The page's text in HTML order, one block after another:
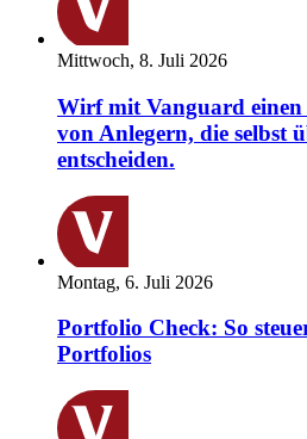
Mittwoch, 8. Juli 2026
Wirf mit Vanguard
von Anlegern, die selbst
entscheiden.
Montag, 6. Juli 2026
Portfolio Check: So
Portfolios